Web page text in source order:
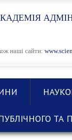
наші сайти:
ТА